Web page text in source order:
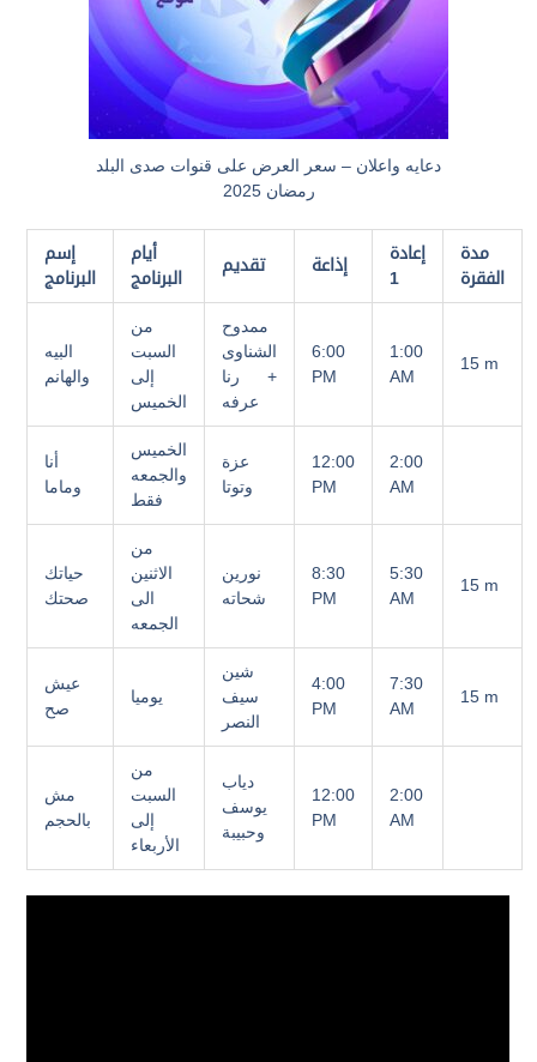
دعايه واعلان – سعر العرض على قنوات صدى البلد
رمضان 2025
إسم
البرنامج
أيام
البرنامج
تقديم إذاعة
إعادة
1
مدة
الفقرة
البيه
والهانم
من
السبت
إلى
الخميس
ممدوح
الشناوى
+ رنا
عرفه
6:00
PM
1:00
AM
15 m
أنا
وماما
الخميس
والجمعه
فقط
عزة
وتوتا
12:00
PM
2:00
AM
حياتك
صحتك
من
الاثنين
الى
الجمعه
نورين
شحاته
8:30
PM
5:30
AM
15 m
عيش
صح
يوميا
شين
سيف
النصر
4:00
PM
7:30
AM
15 m
مش
بالحجم
من
السبت
إلى
الأربعاء
دياب
يوسف
وحبيبة
12:00
PM
2:00
AM